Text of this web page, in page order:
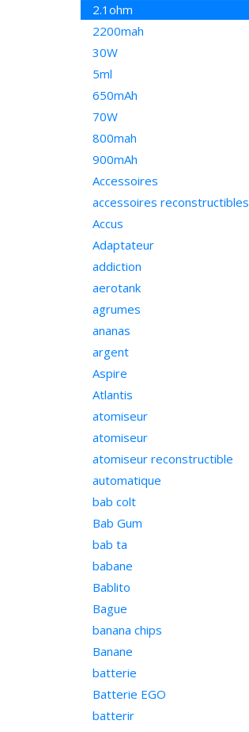
2.1ohm
2200mah
30W
5ml
650mAh
70W
800mah
900mAh
Accessoires
accessoires reconstructibles
Accus
Adaptateur
addiction
aerotank
agrumes
ananas
argent
Aspire
Atlantis
atomiseur
atomiseur
atomiseur reconstructible
automatique
bab colt
Bab Gum
bab ta
babane
Bablito
Bague
banana chips
Banane
batterie
Batterie EGO
batterir